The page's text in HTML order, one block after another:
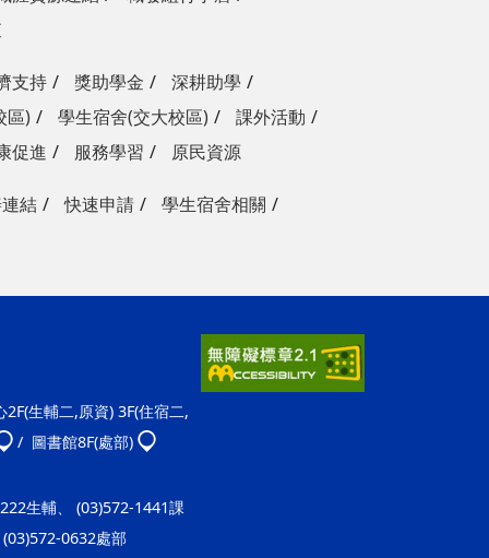
支持 獎助學金
深耕助學
區)
學生宿舍(交大校區)
課外活動
促進 服務學習 原民資源
結 快速申請
學生宿舍相關
生輔二,原資) 3F(住宿二,
/ 圖書館8F(處部)
生輔、 (03)572-1441課
0632處部